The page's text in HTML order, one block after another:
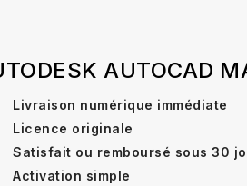
AUTOCAD
Livraison numérique immédiate
Licence originale
Satisfait ou remboursé sous 30
Activation simple